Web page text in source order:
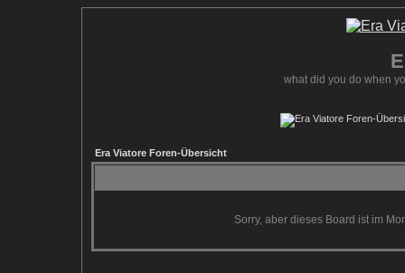
what did you do when
Era Viatore Foren-Übersicht
Sorry, aber dieses Board ist im